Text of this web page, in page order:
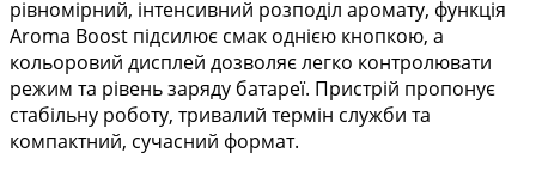
рівномірний, інтенсивний розподіл аромату, функція
Aroma Boost підсилює смак однією кнопкою, а
кольоровий дисплей дозволяє легко контролювати
режим та рівень заряду батареї. Пристрій пропонує
стабільну роботу, тривалий термін служби та
компактний, сучасний формат.